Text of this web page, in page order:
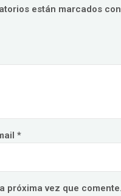
están marcados
*
próxima vez que